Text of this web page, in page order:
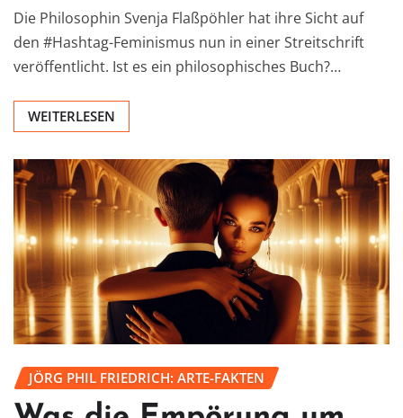
Die Philosophin Svenja Flaßpöhler hat ihre Sicht auf
den #Hashtag-Feminismus nun in einer Streitschrift
veröffentlicht. Ist es ein philosophisches Buch?…
WEITERLESEN
JÖRG PHIL FRIEDRICH: ARTE-FAKTEN